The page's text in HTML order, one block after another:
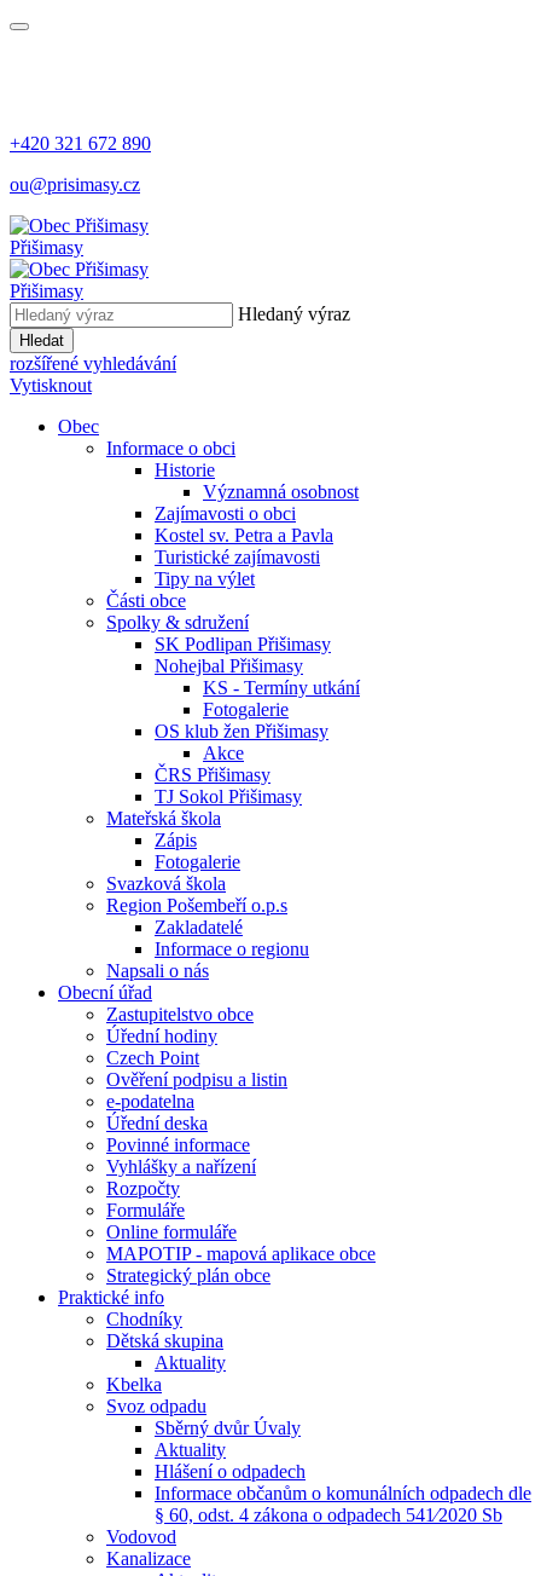
+420 321 672 890
ou@prisimasy.cz
Přišimasy
Přišimasy
Hledaný výraz
Hledat
rozšířené vyhledávání
Vytisknout
Obec
Informace o obci
Historie
Významná osobnost
Zajímavosti o obci
Kostel sv. Petra a Pavla
Turistické zajímavosti
Tipy na výlet
Části obce
Spolky & sdružení
SK Podlipan Přišimasy
Nohejbal Přišimasy
KS - Termíny utkání
Fotogalerie
OS klub žen Přišimasy
Akce
ČRS Přišimasy
TJ Sokol Přišimasy
Mateřská škola
Zápis
Fotogalerie
Svazková škola
Region Pošembeří o.p.s
Zakladatelé
Informace o regionu
Napsali o nás
Obecní úřad
Zastupitelstvo obce
Úřední hodiny
Czech Point
Ověření podpisu a listin
e-podatelna
Úřední deska
Povinné informace
Vyhlášky a nařízení
Rozpočty
Formuláře
Online formuláře
MAPOTIP - mapová aplikace obce
Strategický plán obce
Praktické info
Chodníky
Dětská skupina
Aktuality
Kbelka
Svoz odpadu
Sběrný dvůr Úvaly
Aktuality
Hlášení o odpadech
Informace občanům o komunálních odpadech dle
§ 60, odst. 4 zákona o odpadech 541⁄2020 Sb
Vodovod
Kanalizace